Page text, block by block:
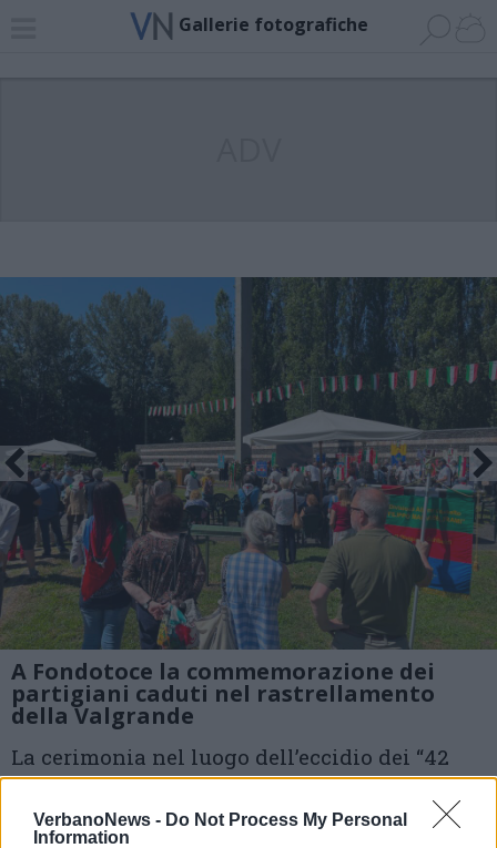
VerbanoNews - Do Not Process My Personal
Information
Gallerie fotografiche
A Fondotoce la commemorazione dei
partigiani caduti nel rastrellamento
della Valgrande
La cerimonia nel luogo dell’eccidio dei “42
martiri”, la maggiore strage nell’ambito del
rastrellamento nazifascista in Valgrande,